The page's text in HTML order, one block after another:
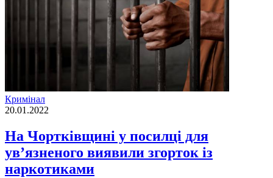
Кримінал
20.01.2022
На Чортківщині у посилці для
ув’язненого виявили згорток із
наркотиками